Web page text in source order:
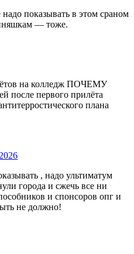
показывать в этом сраном
— тоже.
на колледж ПОЧЕМУ
после первого прилёта
плана
, надо ультиматум
города и сжечь все ни
и спонсоров опг и
не должно!